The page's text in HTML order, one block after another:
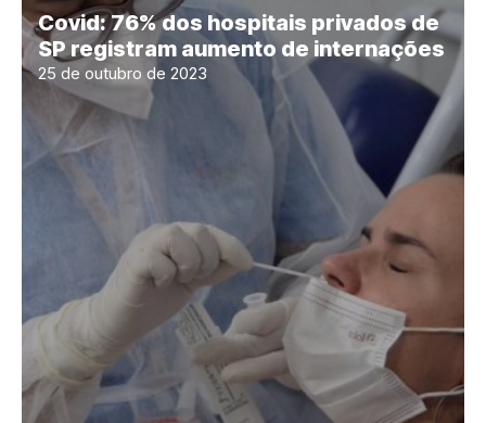
Covid: 76% dos hospitais privados de
SP registram aumento de internações
25 de outubro de 2023